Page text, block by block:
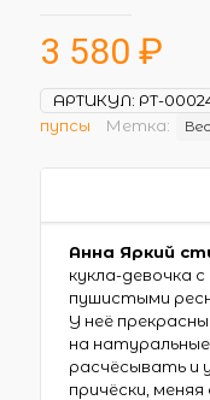
3 580 ₽
АРТИКУЛ: РТ-
пупсы
Метка:
Анна Яркий
кукла-девочка
пушистыми
У неё
на
расчёсывать и
причёски,